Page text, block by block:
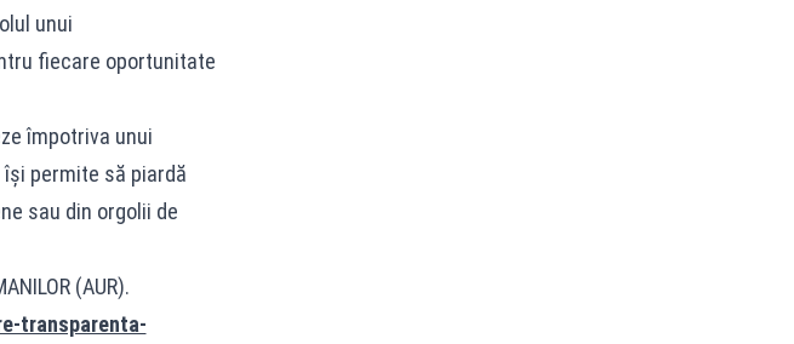
unui
fiecare oportunitate
împotriva unui
permite să piardă
sau din orgolii de
(AUR).
transparenta-